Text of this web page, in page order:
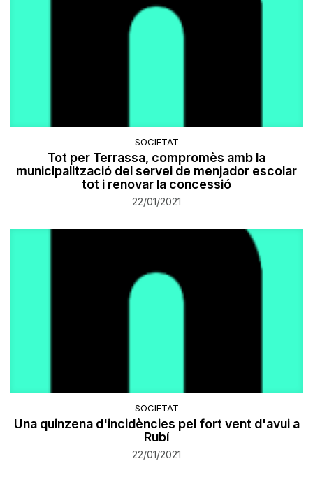
SOCIETAT
Tot per Terrassa, compromès amb la
municipalització del servei de menjador escolar
tot i renovar la concessió
22/01/2021
SOCIETAT
Una quinzena d'incidències pel fort vent d'avui a
Rubí
22/01/2021